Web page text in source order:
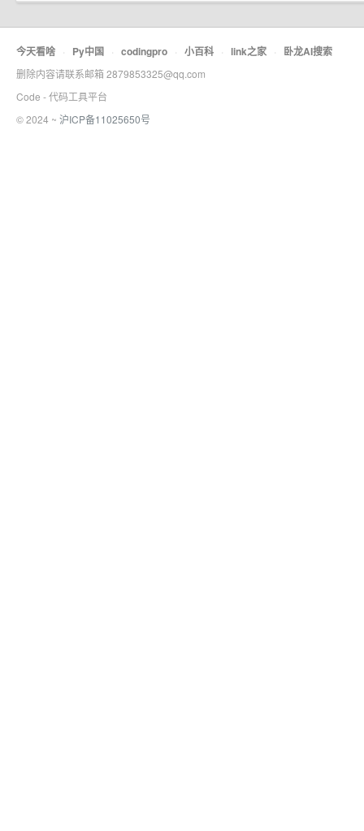
今天看啥 · Py中国 · codingpro · 小百科 · link之家 · 卧龙AI搜索
删除内容请联系邮箱 2879853325@qq.com
Code - 代码工具平台
© 2024 ~ 沪ICP备11025650号